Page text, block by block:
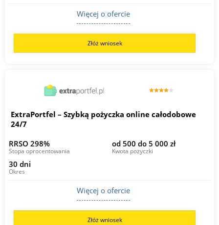
Więcej o ofercie
Złóż wniosek
ExtraPortfel – Szybką pożyczka online całodobowe
24/7
RRSO 298%
Stopa oprocentowania
od 500 do 5 000 zł
Kwota pożyczki
30 dni
Okres
Więcej o ofercie
Złóż wniosek